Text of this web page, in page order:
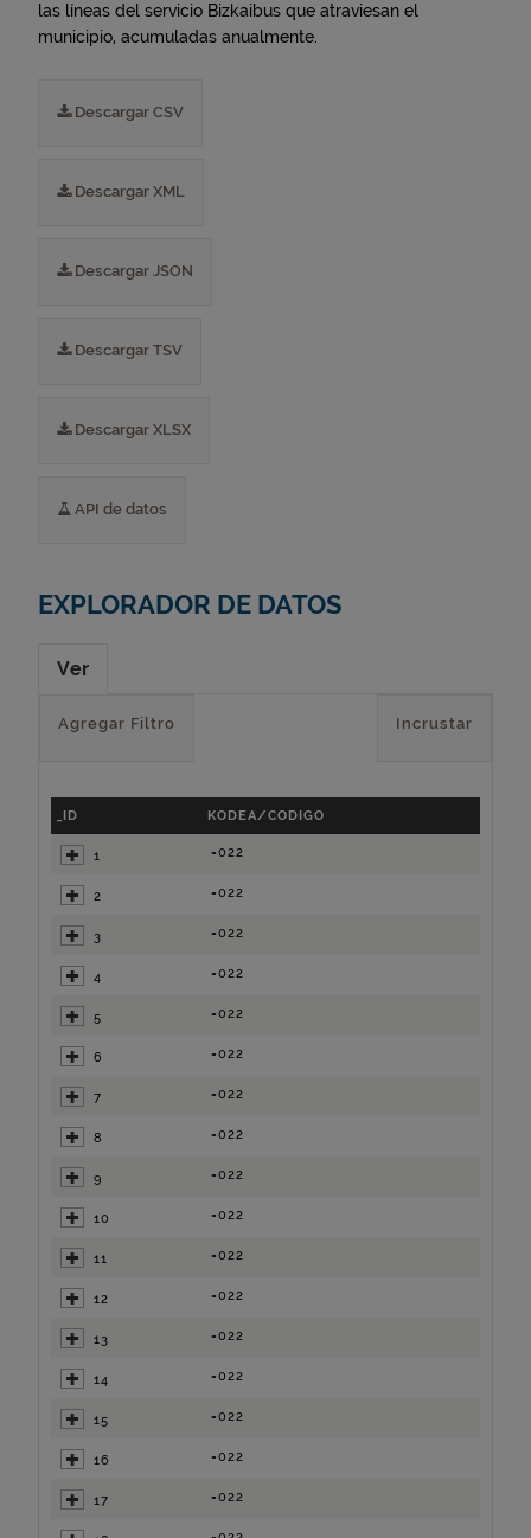
las líneas del servicio Bizkaibus que atraviesan el
municipio, acumuladas anualmente.
Descargar CSV
Descargar XML
Descargar JSON
Descargar TSV
Descargar XLSX
API de datos
EXPLORADOR DE DATOS
Ver
Incrustar
Agregar Filtro
_ID KODEA/CODIGO
1 =022
2 =022
3 =022
4 =022
5 =022
6 =022
7 =022
8 =022
9 =022
10 =022
11 =022
12 =022
13 =022
14 =022
15 =022
16 =022
17 =022